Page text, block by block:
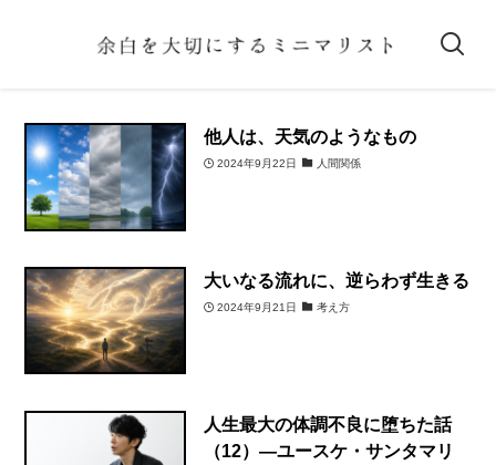
他人は、天気のようなもの
2024年9月22日 人間関係
大いなる流れに、逆らわず生きる
2024年9月21日 考え方
人生最大の体調不良に堕ちた話
（12）―ユースケ・サンタマリ